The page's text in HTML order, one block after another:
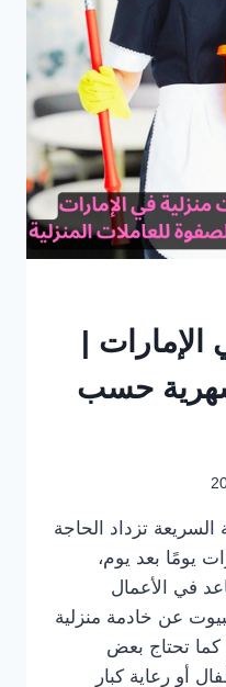
الإمارات |
حسب
السريعة تزداد الحاجة
يومًا بعد يوم،
في الأعمال
عن خادمة منزلية
كما تحتاج بعض
أو رعاية كبار